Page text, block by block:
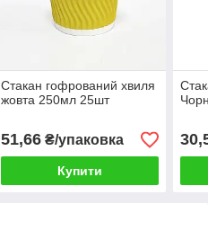
Стакан гофрований хвиля
жовта 250мл 25шт
51,66₴/упаковка
Купити